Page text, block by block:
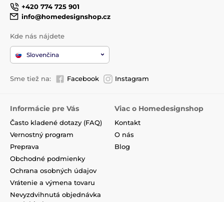
+420 774 725 901
info@homedesignshop.cz
Kde nás nájdete
Slovenčina
Sme tiež na: Facebook Instagram
Informácie pre Vás
Často kladené dotazy (FAQ)
Vernostný program
Preprava
Obchodné podmienky
Ochrana osobných údajov
Vrátenie a výmena tovaru
Nevyzdvihnutá objednávka
Viac o Homedesignshop
Kontakt
O nás
Blog